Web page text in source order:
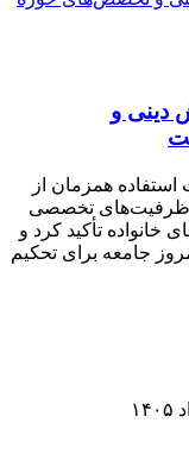
دینی و
همزمان از
ظرفیت‌های تخصصی
خانواده تأکید کرد و
جامعه برای تحکیم